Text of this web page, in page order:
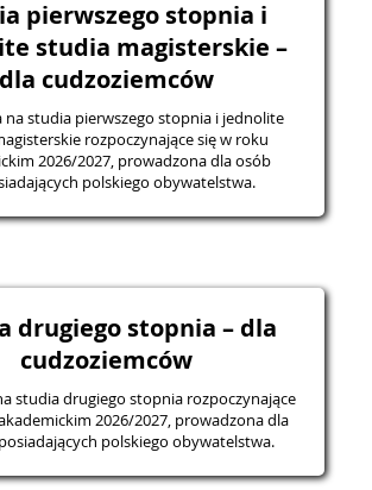
pierwszego stopnia i
studia magisterskie –
dla cudzoziemców
na studia pierwszego stopnia i jednolite
rozpoczynające się w roku
2026/2027, prowadzona dla osób
polskiego obywatelstwa.
drugiego stopnia – dla
cudzoziemców
studia drugiego stopnia rozpoczynające
2026/2027, prowadzona dla
polskiego obywatelstwa.